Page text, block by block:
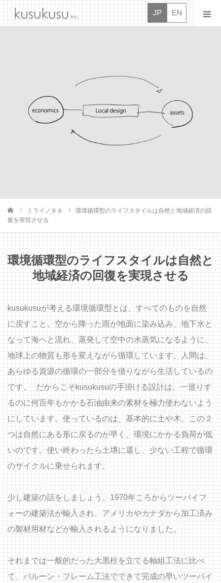
JP EN
ミライノタネ
環境循環型のライフスタイルは自然と地域経済の回
復を実現させる
環境循環型のライフスタイルは自然と
地域経済の回復を実現させる
kusukusuが考える環境循環型とは、すべてのものを自然
に戻すこと。空から降った雨が地面に染み込み、地下水と
なって海へと流れ、蒸発して空中の水蒸気になるように、
地球上の物質も形を変えながら循環しています。人間は、
あらゆる資源の循環の一部分を借りながら生活しているの
です。 だからこそkusukusuの手掛ける設計は、一巡りす
るのに何百年もかかる石油由来の素材を極力使わないよう
にしています。使っているのは、基本的に土や木。この２
つは自然にある形に戻るのが早く、環境にかかる負荷が低
いのです。使い終わったら土壌に還し、少ない工程で循環
のサイクルに乗せられます。
少し建築の話をしましょう。1970年ころからツーバイフ
ォーの建築法が輸入され、アメリカやカナダから加工済み
の製材用材などが輸入されるようになりました。
それまでは一般的だった大黒柱を立てる軸組工法に比べ
て、バルーン・フレーム工法でできて完成の早いツーバイ
オシゴト
ドウガ
コンタクト